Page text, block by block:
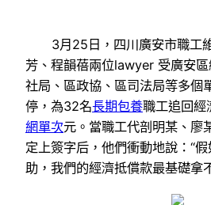
3月25日，四川廣安市職工
芳、程韻蓓兩位lawyer 受廣安
社局、區政協、區司法局等多個
停，為32名長期包養職工追回經
網單次元。當職工代剖明某、廖
定上簽字后，他們衝動地說：“假
助，我們的經濟抵償款最基礎拿